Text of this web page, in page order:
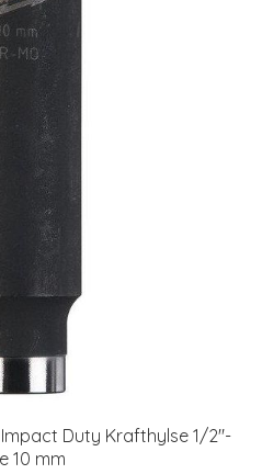
Impact Duty Krafthylse 1/2"-
10 mm